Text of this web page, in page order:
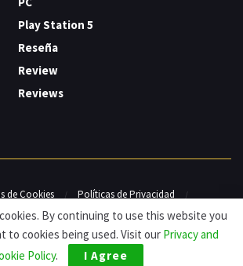
Play Station 5
Reseña
Review
Reviews
de Cookies
Políticas de Privacidad
2026.
By continuing to use this website you
to cookies being used. Visit our Privacy and
Policy. I Agree